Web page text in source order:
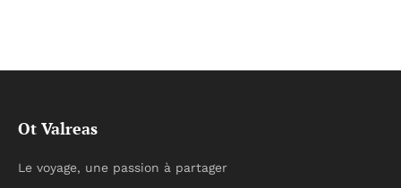
Ot Valreas
Le voyage, une passion à partager